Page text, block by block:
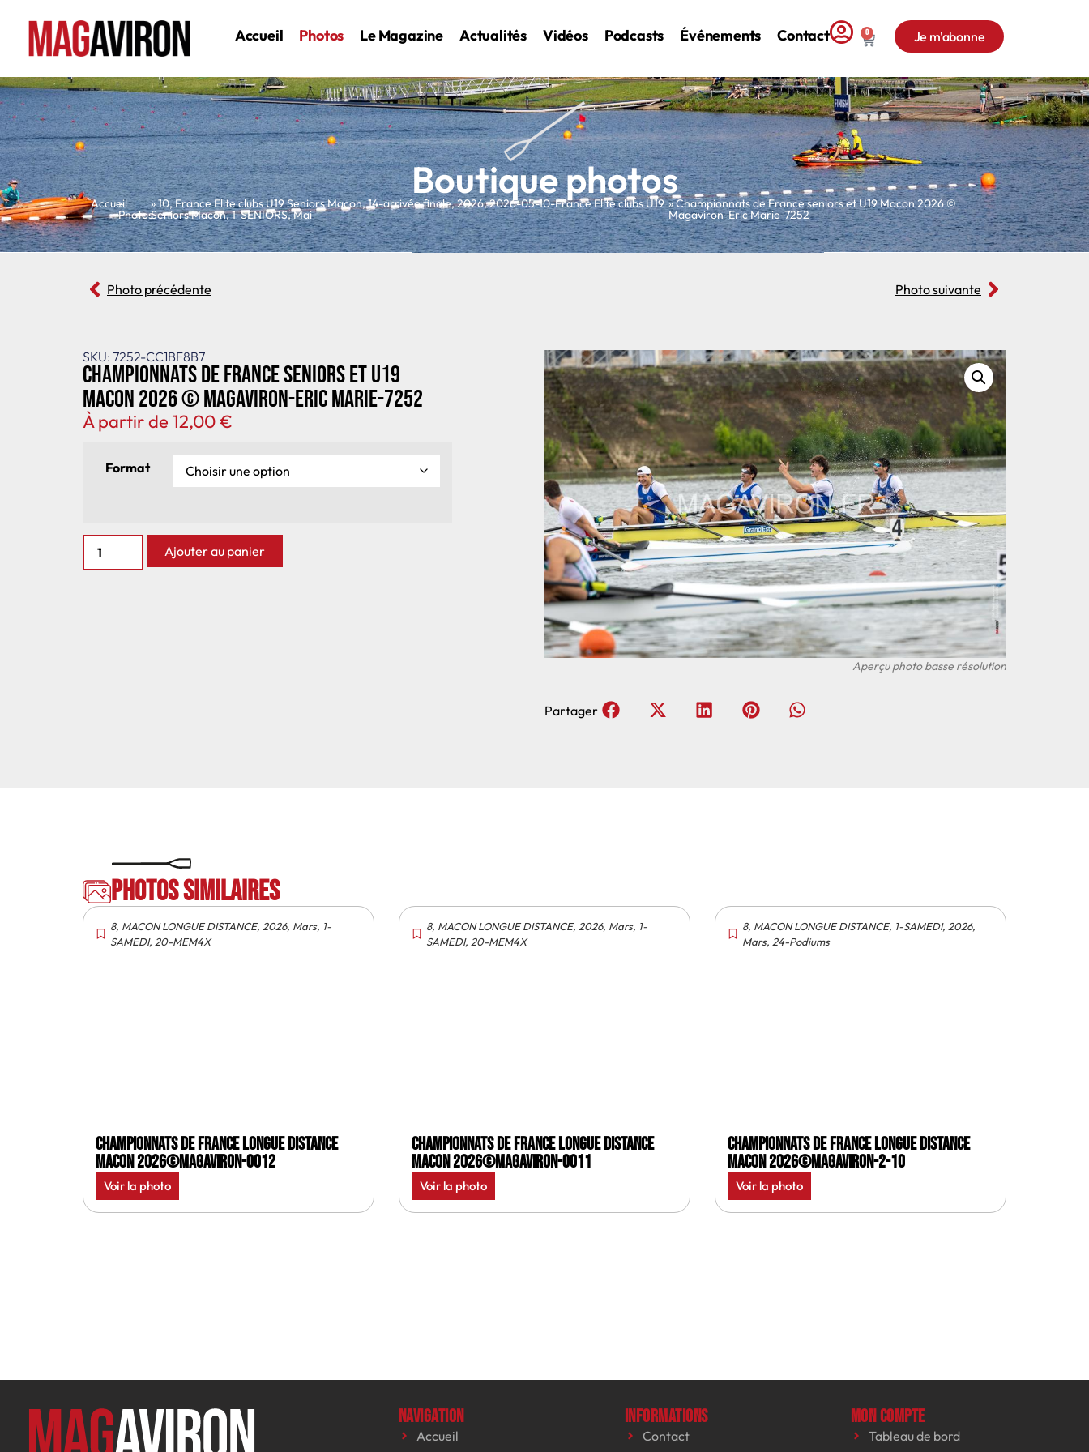
Accueil Photos Le Magazine Actualités Vidéos Podcasts Événements Contact 0 Je m'abonne
Boutique photos
Accueil
»
Photos
»10,France Elite clubs U19 Seniors Macon,14-arrivée finale,2026,2026-05-10-France Elite clubs U19
Seniors Macon,1-SENIORS,Mai
» Championnats de France seniors et U19 Macon 2026 ©
Magaviron-Eric Marie-7252
Photo précédente Photo suivante
SKU: 7252-CC1BF8B7
Championnats de France seniors et U19
Macon 2026 © Magaviron-Eric Marie-7252
À partir de 12,00€
Format
Ajouter au panier
Partager
Photos similaires
8, MACON LONGUE DISTANCE, 2026, Mars, 1-
SAMEDI, 20-MEM4X
Championnats de France longue distance
Macon 2026©MagAviron-0012
Voir la photo
8, MACON LONGUE DISTANCE, 2026, Mars, 1-
SAMEDI, 20-MEM4X
Championnats de France longue distance
Macon 2026©MagAviron-0011
Voir la photo
8, MACON LONGUE DISTANCE, 1-SAMEDI, 2026,
Mars, 24-Podiums
Championnats de France longue distance
Macon 2026©MagAviron-2-10
Voir la photo
Navigation
Accueil
Informations
Contact
Mon compte
Tableau de bord